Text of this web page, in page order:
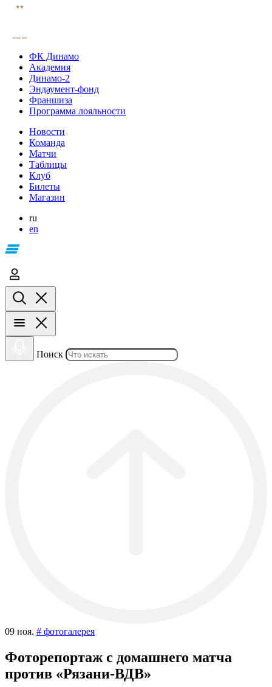
ФК Динамо
Академия
Динамо-2
Эндаумент-фонд
Франшиза
Программа лояльности
Новости
Команда
Матчи
Таблицы
Клуб
Билеты
Магазин
ru
en
Поиск
09 ноя. # фотогалерея
Фоторепортаж с домашнего матча
против «Рязани-ВДВ»